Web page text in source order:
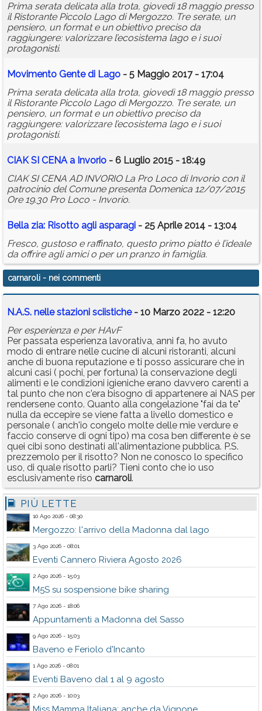
Prima serata delicata alla trota, giovedì 18 maggio presso
il Ristorante Piccolo Lago di Mergozzo. Tre serate, un
pensiero, un format e un obiettivo preciso da
raggiungere: valorizzare l’ecosistema lago e i suoi
protagonisti.
Movimento Gente di Lago - 5 Maggio 2017 - 17:04
Prima serata delicata alla trota, giovedì 18 maggio presso
il Ristorante Piccolo Lago di Mergozzo. Tre serate, un
pensiero, un format e un obiettivo preciso da
raggiungere: valorizzare l’ecosistema lago e i suoi
protagonisti.
CIAK SI CENA a Invorio - 6 Luglio 2015 - 18:49
CIAK SI CENA AD INVORIO La Pro Loco di Invorio con il
patrocinio del Comune presenta Domenica 12/07/2015
Ore 19.30 Pro Loco - Invorio.
Bella zia: Risotto agli asparagi - 25 Aprile 2014 - 13:04
Fresco, gustoso e raffinato, questo primo piatto è l’ideale
da offrire agli amici o per un pranzo in famiglia.
carnaroli - nei commenti
N.A.S. nelle stazioni sciistiche- 10 Marzo 2022 - 12:20
Per esperienza e per HAvF
Per passata esperienza lavorativa, anni fa, ho avuto
modo di entrare nelle cucine di alcuni ristoranti, alcuni
anche di buona reputazione e ti posso assicurare che in
alcuni casi ( pochi, per fortuna) la conservazione degli
alimenti e le condizioni igieniche erano davvero carenti a
tal punto che non c'era bisogno di appartenere ai NAS per
rendersene conto. Quanto alla congelazione "fai da te"
nulla da eccepire se viene fatta a livello domestico e
personale ( anch'io congelo molte delle mie verdure e
faccio conserve di ogni tipo) ma cosa ben differente è se
quei cibi sono destinati all'alimentazione pubblica. P.S.
prezzemolo per il risotto? Non ne conosco lo specifico
uso, di quale risotto parli? Tieni conto che io uso
esclusivamente riso carnaroli.
PIÙ LETTE
10 Ago 2026 - 08:30
Mergozzo: l'arrivo della Madonna dal lago
3 Ago 2026 - 08:01
Eventi Cannero Riviera Agosto 2026
2 Ago 2026 - 15:03
M5S su sospensione bike sharing
7 Ago 2026 - 18:06
Appuntamenti a Madonna del Sasso
9 Ago 2026 - 15:03
Baveno e Feriolo d'Incanto
1 Ago 2026 - 08:01
Eventi Baveno dal 1 al 9 agosto
2 Ago 2026 - 10:03